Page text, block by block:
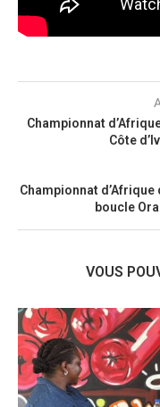
Championnat
Côte
Championnat
boucle
VOUS